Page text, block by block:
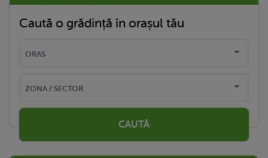
Caută o grădință în orașul tău
CAUTĂ